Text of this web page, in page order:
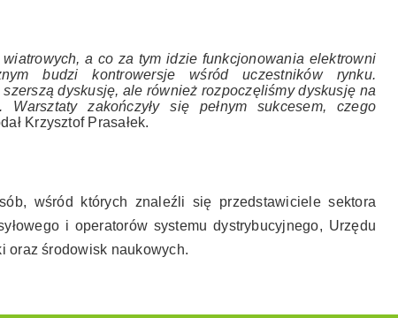
a co za tym idzie funkcjonowania elektrowni
budzi kontrowersje wśród uczestników rynku.
dyskusję, ale również rozpoczęliśmy dyskusję na
zakończyły się pełnym sukcesem, czego
Krzysztof Prasałek.
wśród których znaleźli się przedstawiciele sektora
i operatorów systemu dystrybucyjnego, Urzędu
oraz środowisk naukowych.